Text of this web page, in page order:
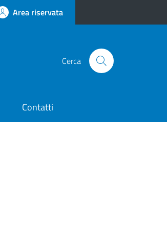
Area riservata
Cerca
Contatti